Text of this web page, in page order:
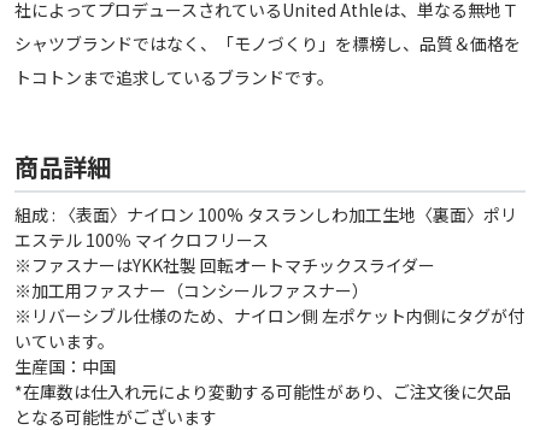
社によってプロデュースされているUnited Athleは、単なる無地Ｔ
シャツブランドではなく、「モノづくり」を標榜し、品質＆価格を
トコトンまで追求しているブランドです。
商品詳細
組成 : 〈表面〉ナイロン 100% タスランしわ加工生地〈裏面〉ポリ
エステル 100％ マイクロフリース
※ファスナーはYKK社製 回転オートマチックスライダー
※加工用ファスナー（コンシールファスナー）
※リバーシブル仕様のため、ナイロン側 左ポケット内側にタグが付
いています。
生産国：中国
*在庫数は仕入れ元により変動する可能性があり、ご注文後に欠品
となる可能性がございます